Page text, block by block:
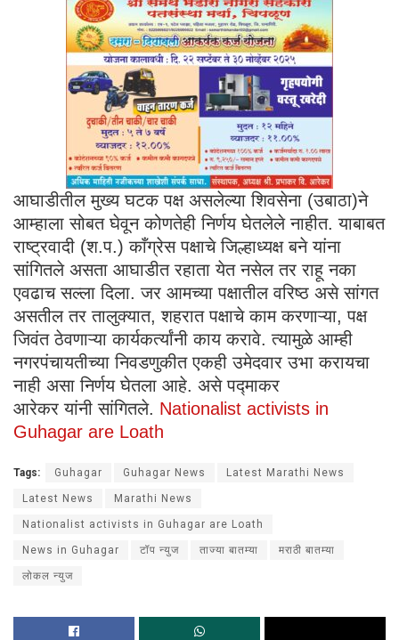
आघाडीतील मुख्य घटक पक्ष असलेल्या शिवसेना (उबाठा)ने
आम्हाला सोबत घेवून कोणतेही निर्णय घेतलेले नाहीत. याबाबत
राष्ट्रवादी (श.प.) काँग्रेस पक्षाचे जिल्हाध्यक्ष बने यांना
सांगितले असता आघाडीत रहाता येत नसेल तर राहू नका
एवढाच सल्ला दिला. जर आमच्या पक्षातील वरिष्ठ असे सांगत
असतील तर तालुक्यात, शहरात पक्षाचे काम करणाऱ्या, पक्ष
जिवंत ठेवणाऱ्या कार्यकर्त्यांनी काय करावे. त्यामुळे आम्ही
नगरपंचायतीच्या निवडणुकीत एकही उमेदवार उभा करायचा
नाही असा निर्णय घेतला आहे. असे पद्माकर
आरेकर यांनी सांगितले. Nationalist activists in
Guhagar are Loath
Tags: Guhagar Guhagar News Latest Marathi News
Latest News Marathi News
Nationalist activists in Guhagar are Loath
News in Guhagar टॉप न्युज ताज्या बातम्या मराठी बातम्या
लोकल न्युज